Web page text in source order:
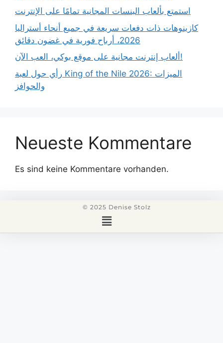
استمتع بألعاب البنسات المجانية تمامًا على الإنترنت
كازينوهات ذات دفعات سريعة في جميع أنحاء أستراليا
2026، أرباح فورية في غضون دقائق
ألعاب إنترنت مجانية على موقع بوكي، العب الآن!
رأي حول لعبة King of the Nile 2026: الميزات
والحوافز
Neueste Kommentare
Es sind keine Kommentare vorhanden.
© 2025 Denise Stolz